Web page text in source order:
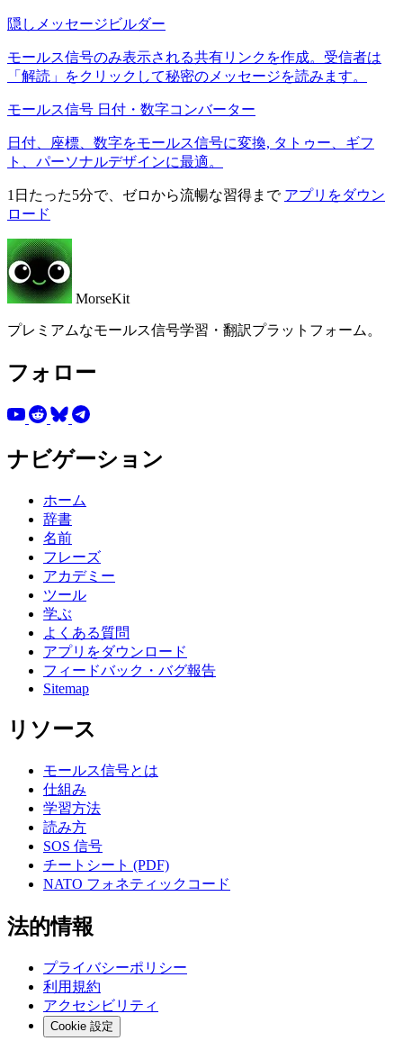
隠しメッセージビルダー
モールス信号のみ表示される共有リンクを作成。受信者は
「解読」をクリックして秘密のメッセージを読みます。
モールス信号 日付・数字コンバーター
日付、座標、数字をモールス信号に変換, タトゥー、ギフ
ト、パーソナルデザインに最適。
1日たった5分で、ゼロから流暢な習得まで アプリをダウン
ロード
MorseKit
プレミアムなモールス信号学習・翻訳プラットフォーム。
フォロー
ナビゲーション
ホーム
辞書
名前
フレーズ
アカデミー
ツール
学ぶ
よくある質問
アプリをダウンロード
フィードバック・バグ報告
Sitemap
リソース
モールス信号とは
仕組み
学習方法
読み方
SOS 信号
チートシート (PDF)
NATO フォネティックコード
法的情報
プライバシーポリシー
利用規約
アクセシビリティ
Cookie 設定